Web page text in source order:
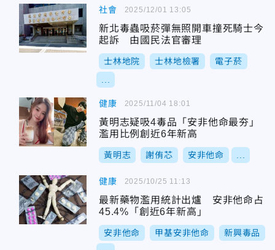
社會
新北毒蟲吸菸彈無照開車撞死騎士今
起訴 由國民法官審理
士林地院 士林地檢署 電子菸
2025/12/01 13:05
健康
黃明志疑吸4毒品「安非他命最夯」
濫用比例創近6年新高
黃明志 謝侑芯 安非他命
2025/11/04 18:01
健康
最新藥物濫用統計出爐 安非他命占
45.4%「創近6年新高」
安非他命 甲基安非他命 新興毒品
2025/10/25 11:13